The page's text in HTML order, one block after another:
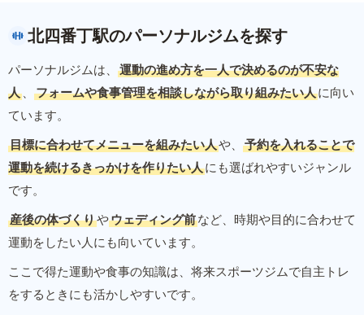
北四番丁駅のパーソナルジムを探す
パーソナルジムは、
運動の進め方を一人で決めるのが不安な
人 、 フォームや食事管理を相談しながら取り組みたい人に向い
ています。
目標に合わせてメニューを組みたい人や、
予約を入れることで
運動を続けるきっかけを作りたい人にも選ばれやすいジャンル
です。
産後の体づくりやウェディング前など、時期や目的に合わせて
運動をしたい人にも向いています。
ここで得た運動や食事の知識は、将来スポーツジムで自主トレ
をするときにも活かしやすいです。